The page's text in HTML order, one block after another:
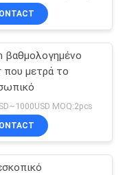
βαθμολογημένο
που μετρά το
MOQ:2pcs